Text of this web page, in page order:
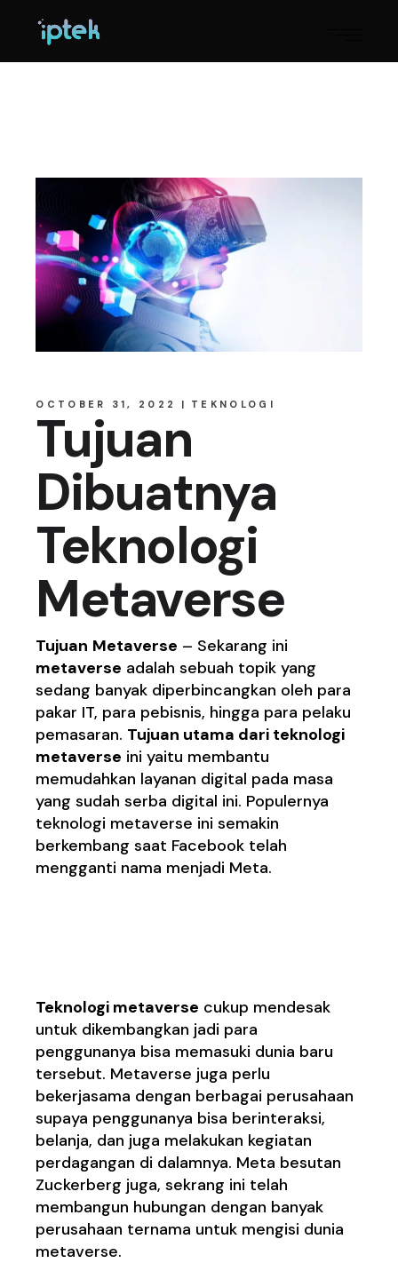
OCTOBER 31, 2022 TEKNOLOGI
Tujuan
Dibuatnya
Teknologi
Metaverse
Tujuan Metaverse – Sekarang ini
metaverse adalah sebuah topik yang
sedang banyak diperbincangkan oleh para
pakar IT, para pebisnis, hingga para pelaku
pemasaran. Tujuan utama dari teknologi
metaverse ini yaitu membantu
memudahkan layanan digital pada masa
yang sudah serba digital ini. Populernya
teknologi metaverse ini semakin
berkembang saat Facebook telah
mengganti nama menjadi Meta.
Teknologi metaverse cukup mendesak
untuk dikembangkan jadi para
penggunanya bisa memasuki dunia baru
tersebut. Metaverse juga perlu
bekerjasama dengan berbagai perusahaan
supaya penggunanya bisa berinteraksi,
belanja, dan juga melakukan kegiatan
perdagangan di dalamnya. Meta besutan
Zuckerberg juga, sekrang ini telah
membangun hubungan dengan banyak
perusahaan ternama untuk mengisi dunia
metaverse.